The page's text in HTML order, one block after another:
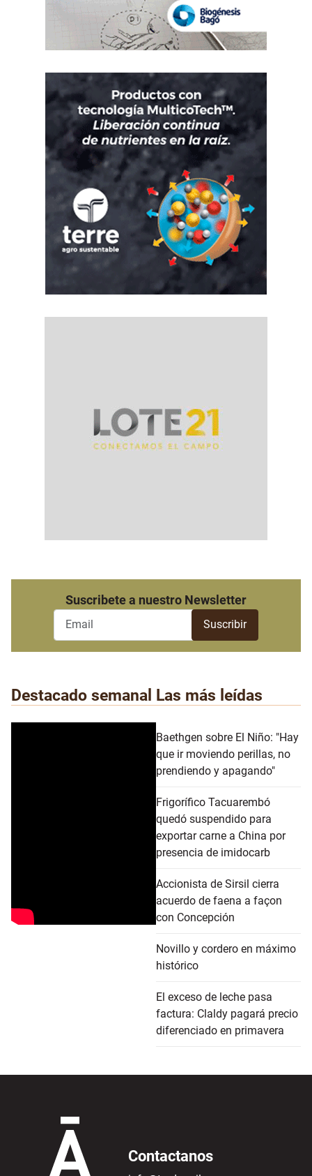
Suscribete a nuestro Newsletter
Destacado semanal Las más leídas
Baethgen sobre El Niño: "Hay
que ir moviendo perillas, no
prendiendo y apagando"
Frigorífico Tacuarembó
quedó suspendido para
exportar carne a China por
presencia de imidocarb
Accionista de Sirsil cierra
acuerdo de faena a façon
con Concepción
Novillo y cordero en máximo
histórico
El exceso de leche pasa
factura: Claldy pagará precio
diferenciado en primavera
Contactanos